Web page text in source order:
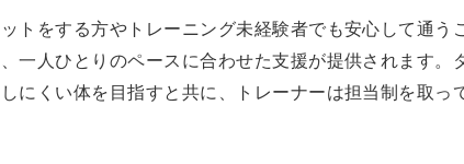
トをする方やトレーニング未経験者でも安心して通
一人ひとりのペースに合わせた支援が提供されます
にくい体を目指すと共に、トレーナーは担当制を取